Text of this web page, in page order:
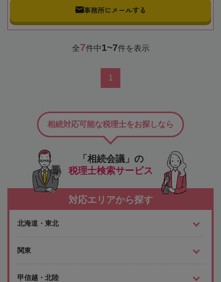
事務所にメールする
全7件中1~7件を表示
1
「相続会議」の
税理士検索サービス
相続対応可能な税理士をお探しなら
対応エリアから探す
北海道・東北
関東
甲信越・北陸